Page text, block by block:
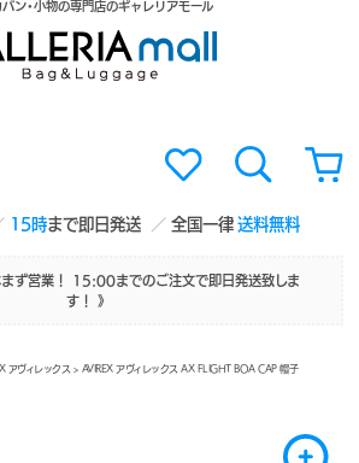
15時まで即日発送 全国一律送料無料
バン・小物の専門店のギャレリアモール
まず営業！ 15:00までのご注文で即日発送致しま
す！ 》
アヴィレックス > AVIREX アヴィレックス AX FLIGHT BOA CAP 帽子